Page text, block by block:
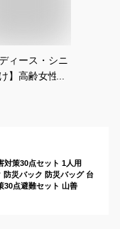
ディース・シニ
】高齢女性で
対策30点セット 1人用
防災バック 防災バッグ 台
30点避難セット 山善